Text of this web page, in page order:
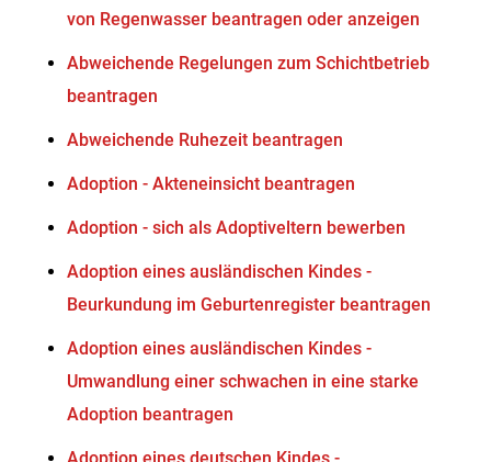
von Regenwasser beantragen oder anzeigen
Abweichende Regelungen zum Schichtbetrieb
beantragen
Abweichende Ruhezeit beantragen
Adoption - Akteneinsicht beantragen
Adoption - sich als Adoptiveltern bewerben
Adoption eines ausländischen Kindes -
Beurkundung im Geburtenregister beantragen
Adoption eines ausländischen Kindes -
Umwandlung einer schwachen in eine starke
Adoption beantragen